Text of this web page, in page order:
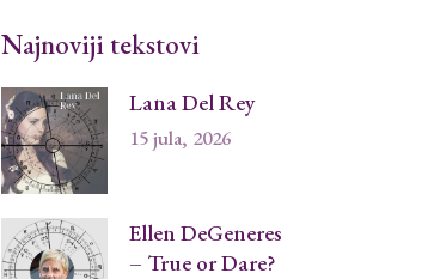
Najnoviji tekstovi
Lana Del Rey
15 jula, 2026
Ellen DeGeneres
– True or Dare?